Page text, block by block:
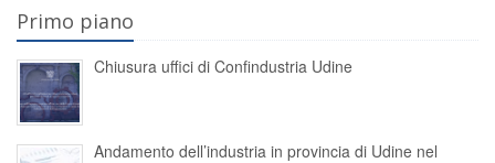
Primo piano
Chiusura uffici di Confindustria Udine
Andamento dell’industria in provincia di Udine nel